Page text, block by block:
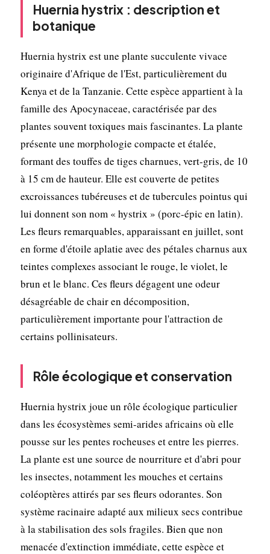
Huernia hystrix : description et
botanique
Huernia hystrix est une plante succulente vivace
originaire d'Afrique de l'Est, particulièrement du
Kenya et de la Tanzanie. Cette espèce appartient à la
famille des Apocynaceae, caractérisée par des
plantes souvent toxiques mais fascinantes. La plante
présente une morphologie compacte et étalée,
formant des touffes de tiges charnues, vert-gris, de 10
à 15 cm de hauteur. Elle est couverte de petites
excroissances tubéreuses et de tubercules pointus qui
lui donnent son nom « hystrix » (porc-épic en latin).
Les fleurs remarquables, apparaissant en juillet, sont
en forme d'étoile aplatie avec des pétales charnus aux
teintes complexes associant le rouge, le violet, le
brun et le blanc. Ces fleurs dégagent une odeur
désagréable de chair en décomposition,
particulièrement importante pour l'attraction de
certains pollinisateurs.
Rôle écologique et conservation
Huernia hystrix joue un rôle écologique particulier
dans les écosystèmes semi-arides africains où elle
pousse sur les pentes rocheuses et entre les pierres.
La plante est une source de nourriture et d'abri pour
les insectes, notamment les mouches et certains
coléoptères attirés par ses fleurs odorantes. Son
système racinaire adapté aux milieux secs contribue
à la stabilisation des sols fragiles. Bien que non
menacée d'extinction immédiate, cette espèce et